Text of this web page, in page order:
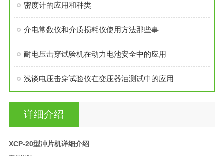
密度计的应用和种类
介电常数仪和介质损耗仪使用方法那些事
耐电压击穿试验机在动力电池安全中的应用
浅谈电压击穿试验仪在变压器油测试中的应用
详细介绍
XCP-20型冲片机详细介绍